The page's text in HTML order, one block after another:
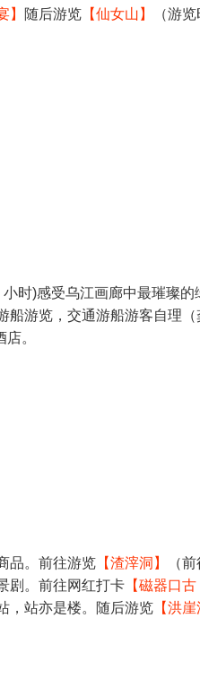
】 随后游览 【仙女山】
（游
时)感受乌江画廊中最璀璨的
船游览，交通游船游客自理（
。
品。前往游览 【渣滓洞】
（
剧。前往网红打卡 【磁器口古
，站亦是楼。随后游览 【洪